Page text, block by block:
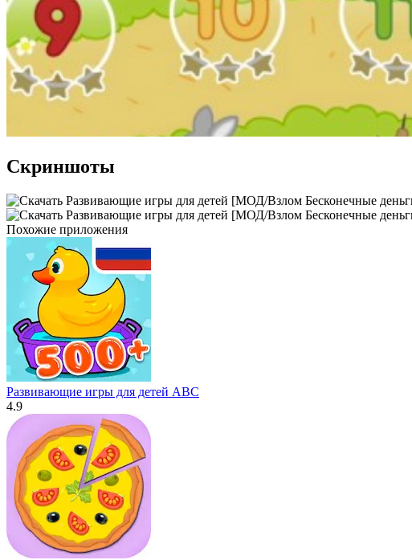
Скриншоты
Похожие приложения
Развивающие игры для детей ABC
4.9